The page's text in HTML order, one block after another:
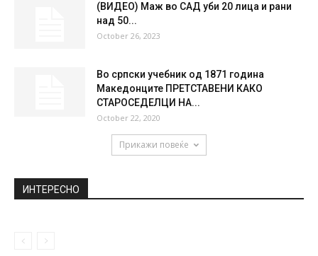
(ВИДЕО) Маж во САД уби 20 лица и рани
над 50...
October 26, 2023
Во српски учебник од 1871 година
Македонците ПРЕТСТАВЕНИ КАКО
СТАРОСЕДЕЛЦИ НА...
October 22, 2020
Прикажи повеќе
ИНТЕРЕСНО